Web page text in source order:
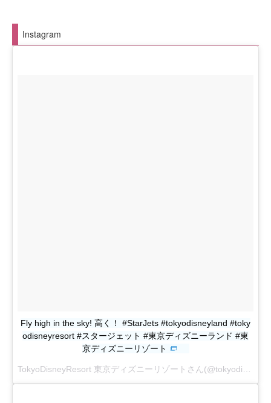
Instagram
Fly high in the sky! 高く！ #StarJets #tokyodisneyland #toky
odisneyresort #スタージェット #東京ディズニーランド #東
京ディズニーリゾート